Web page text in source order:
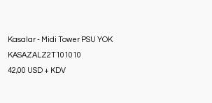
Kasalar - Midi Tower PSU YOK
KASAZALZ2T101010
42,00 USD + KDV